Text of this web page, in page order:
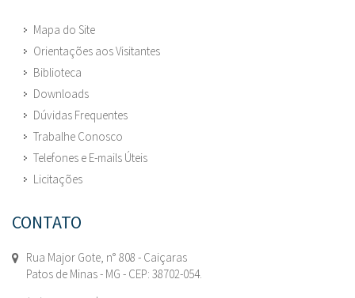
Mapa do Site
Orientações aos Visitantes
Biblioteca
Downloads
Dúvidas Frequentes
Trabalhe Conosco
Telefones e E-mails Úteis
Licitações
CONTATO
Rua Major Gote, n° 808 - Caiçaras
Patos de Minas - MG - CEP: 38702-054.